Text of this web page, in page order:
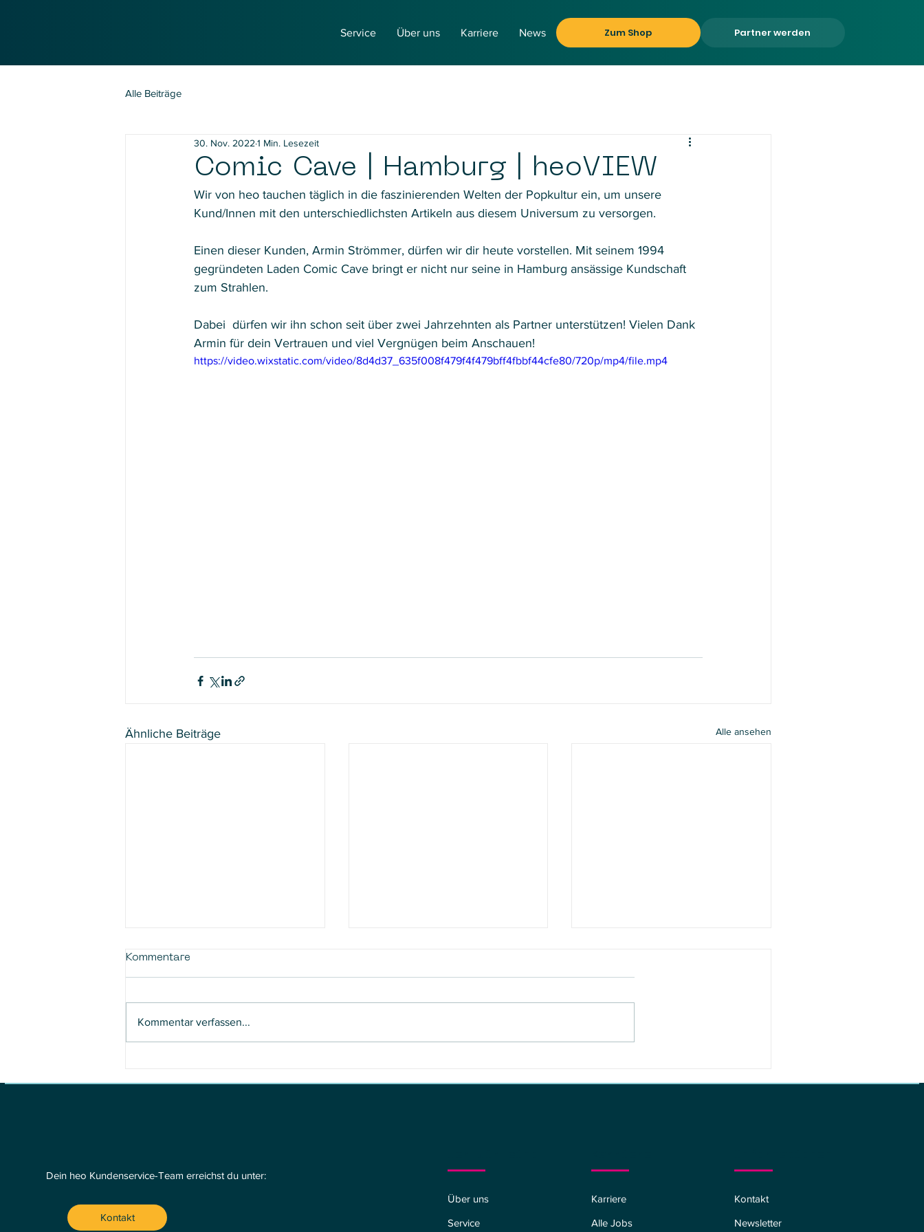
Zum Shop Partner werden
Service Über uns Karriere News
Alle Beiträge
Comic Cave | Hamburg | heoVIEW
30. Nov. 2022 1 Min. Lesezeit
Wir von heo tauchen täglich in die faszinierenden Welten der Popkultur ein, um unsere
Kund/Innen mit den unterschiedlichsten Artikeln aus diesem Universum zu versorgen.
Einen dieser Kunden, Armin Strömmer, dürfen wir dir heute vorstellen. Mit seinem 1994
gegründeten Laden Comic Cave bringt er nicht nur seine in Hamburg ansässige Kundschaft
zum Strahlen.
Dabei  dürfen wir ihn schon seit über zwei Jahrzehnten als Partner unterstützen! Vielen Dank
Armin für dein Vertrauen und viel Vergnügen beim Anschauen!
https://video.wixstatic.com/video/8d4d37_635f008f479f4f479bff4fbbf44cfe80/720p/mp4/file.mp4
Ähnliche Beiträge Alle ansehen
voller Erfolg für Fans,
Premiere in Berlin
Kommentare
Kommentar verfassen...
Über uns
Service
Karriere
Alle Jobs
Kontakt
Newsletter
Dein heo Kundenservice-Team erreichst du unter:
Kontakt